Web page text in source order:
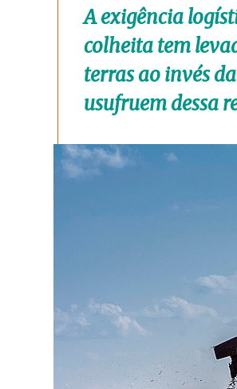
A exigência
colheita tem
terras ao invés
usufruem dessa